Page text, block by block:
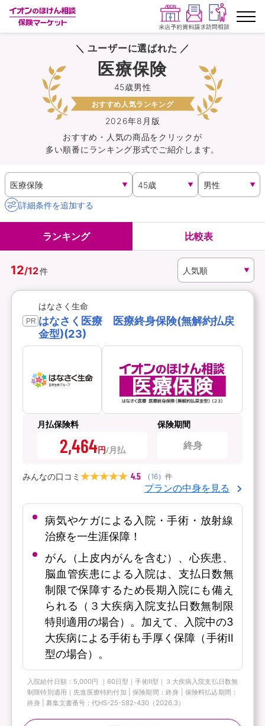
ランキングから探す
保険を比較する
保険会社から探す
イオンカード会員さま専用保険
キャンペーン一覧
イオングループ従業員さま向け
イオンカード会員さま専用保険
＼ ユーザーに選ばれた ／
2026年8月版
45歳男性
医療保険
おすすめ人気ランキング
おすすめ・人気の商品をクリックが
多い順番にランキング形式でご紹介します。
詳細条件を追加する
ランキング 比較表
12/12件
PR
はなさく生命
はなさく医療 医療終身保険(無解約払戻
金型)(23)
月払保険料
2,464円
保険期間
終身
みんなの口コミ 4.5 （ 16） 件
プランの中身を見る
病気やケガによる入院・手術・放射線
治療を一生涯保障！
がん（上皮内がんを含む）、心疾患、
脳血管疾患による入院は、支払日数無
制限で保障するため長期入院にも備え
られる（３大疾病入院支払日数無制限
特則適用の場合）。加えて、入院中の3
大疾病による手術も手厚く保障（手術Ⅱ
型の場合）。
入院給付日額：5,000円 ｜60日型｜手術Ⅱ型｜３大疾病入院支払日数無
制限特則適用｜先進医療特約付加 | 保険期間：終身 | 保険料払込期間：
終身 | 募集文書番号：代HS-25-582-430（2026.3）